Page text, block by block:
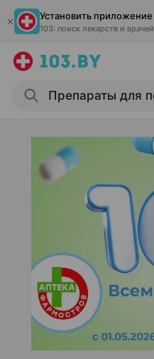
Установить приложение
103: поиск лекарств и врачей